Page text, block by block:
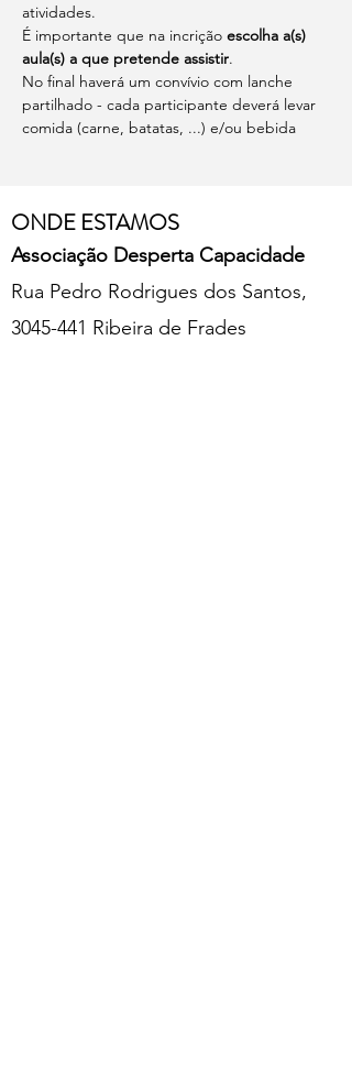
atividades.
É importante que na incrição escolha a(s)
aula(s) a que pretende assistir.
No final haverá um convívio com lanche
partilhado - cada participante deverá levar
comida (carne, batatas, ...) e/ou bebida
ONDE ESTAMOS
Associação Desperta Capacidade
Rua Pedro Rodrigues dos Santos,
3045-441 Ribeira de Frades